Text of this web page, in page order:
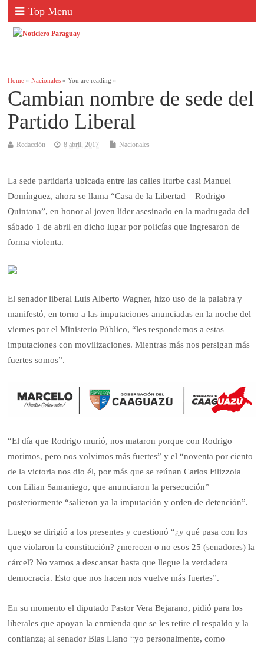
Top Menu
Home »Nacionales » You are reading »
Cambian nombre de sede del
Partido Liberal
Redacción 8 abril, 2017 Nacionales
La sede partidaria ubicada entre las calles Iturbe casi Manuel
Domínguez, ahora se llama “Casa de la Libertad – Rodrigo
Quintana”, en honor al joven líder asesinado en la madrugada del
sábado 1 de abril en dicho lugar por policías que ingresaron de
forma violenta.
El senador liberal Luis Alberto Wagner, hizo uso de la palabra y
manifestó, en torno a las imputaciones anunciadas en la noche del
viernes por el Ministerio Público, “les respondemos a estas
imputaciones con movilizaciones. Mientras más nos persigan más
fuertes somos”.
“El día que Rodrigo murió, nos mataron porque con Rodrigo
morimos, pero nos volvimos más fuertes” y el “noventa por ciento
de la victoria nos dio él, por más que se reúnan Carlos Filizzola
con Lilian Samaniego, que anunciaron la persecución”
posteriormente “salieron ya la imputación y orden de detención”.
Luego se dirigió a los presentes y cuestionó “¿y qué pasa con los
que violaron la constitución? ¿merecen o no esos 25 (senadores) la
cárcel? No vamos a descansar hasta que llegue la verdadera
democracia. Esto que nos hacen nos vuelve más fuertes”.
En su momento el diputado Pastor Vera Bejarano, pidió para los
liberales que apoyan la enmienda que se les retire el respaldo y la
confianza; al senador Blas Llano “yo personalmente, como